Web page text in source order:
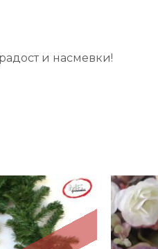
и насмевки!